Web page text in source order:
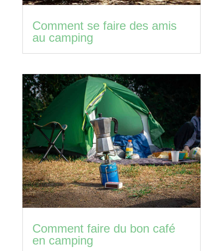
Comment se faire des amis
au camping
Comment faire du bon café
en camping